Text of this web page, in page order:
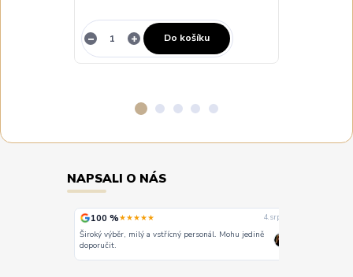
Do košíku
NAPSALI O NÁS
100 %★★★★★ 4. srpna
Široký výběr, milý a vstřícný personál. Mohu jedině
doporučit.